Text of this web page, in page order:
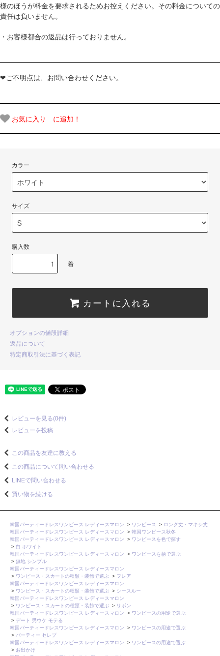
様のほうが料金を要求されるためお控えください。その料金についての
責任は負いません。
・お客様都合の返品は行っておりません。
❤ご不明点は、お問い合わせください。
お気に入り に追加！
カラー
サイズ
購入数
着
カートに入れる
オプションの値段詳細
返品について
特定商取引法に基づく表記
レビューを見る(0件)
レビューを投稿
この商品を友達に教える
この商品について問い合わせる
LINEで問い合わせる
買い物を続ける
韓国パーティードレスワンピース レディースマロン > ワンピース > ロング丈・マキシ丈
韓国パーティードレスワンピース レディースマロン
> 韓国ワンピース秋冬
韓国パーティードレスワンピース レディースマロン
> ワンピースを色で探す
> 白 ホワイト
韓国パーティードレスワンピース レディースマロン
> ワンピースを柄で選ぶ
> 無地 シンプル
韓国パーティードレスワンピース レディースマロン
> ワンピース・スカートの種類・装飾で選ぶ > フレア
韓国パーティードレスワンピース レディースマロン
> ワンピース・スカートの種類・装飾で選ぶ > シースルー
韓国パーティードレスワンピース レディースマロン
> ワンピース・スカートの種類・装飾で選ぶ > リボン
韓国パーティードレスワンピース レディースマロン
> ワンピースの用途で選ぶ
> デート 男ウケ モテる
韓国パーティードレスワンピース レディースマロン
> ワンピースの用途で選ぶ
> パーティー セレブ
韓国パーティードレスワンピース レディースマロン
> ワンピースの用途で選ぶ
> お出かけ